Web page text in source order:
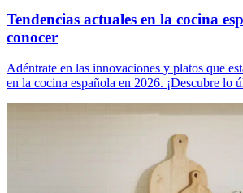
Tendencias actuales en la cocina
conocer
Adéntrate en las innovaciones y platos que
en la cocina española en 2026. ¡Descubre lo